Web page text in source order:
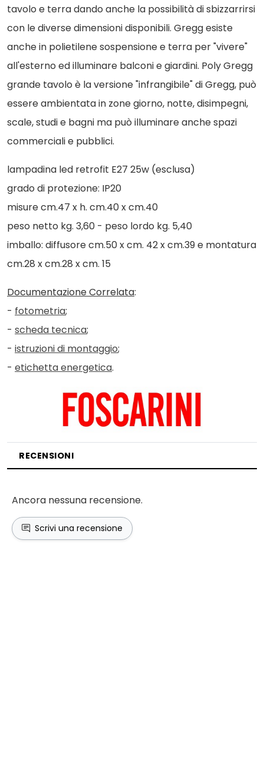
tavolo e terra dando anche la possibilità di sbizzarrirsi
con le diverse dimensioni disponibili. Gregg esiste
anche in polietilene sospensione e terra per "vivere"
all'esterno ed illuminare balconi e giardini. Poly Gregg
grande tavolo è la versione "infrangibile" di Gregg, può
essere ambientata in zone giorno, notte, disimpegni,
scale, studi e bagni ma può illuminare anche spazi
commerciali e pubblici.
lampadina led retrofit E27 25w (esclusa)
grado di protezione: IP20
misure cm.47 x h. cm.40 x cm.40
peso netto kg. 3,60 - peso lordo kg. 5,40
imballo: diffusore cm.50 x cm. 42 x cm.39 e montatura
cm.28 x cm.28 x cm. 15
Documentazione Correlata:
- fotometria;
- scheda tecnica;
- istruzioni di montaggio;
- etichetta energetica.
RECENSIONI
Ancora nessuna recensione.
Scrivi una recensione